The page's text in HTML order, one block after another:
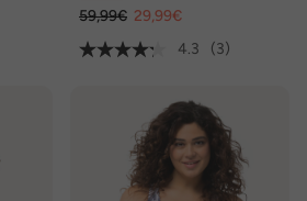
59,99€ 29,99€
4.3
(3)